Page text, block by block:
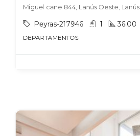
Miguel cane 844, Lanús Oeste, Lanús
Peyras-217946 1 36.00
DEPARTAMENTOS